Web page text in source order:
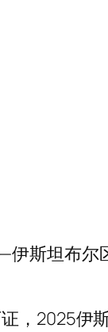
斯坦布尔
，2025伊